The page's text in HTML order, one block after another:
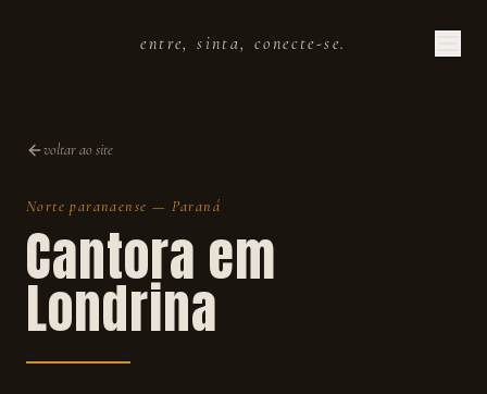
entre, sinta, conecte-se.
voltar ao site
Norte paranaense — Paraná
Cantora em
Londrina